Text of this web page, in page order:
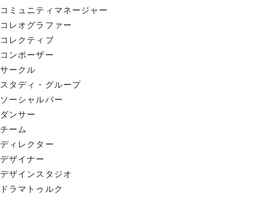
コミュニティマネージャー
コレオグラファー
コレクティブ
コンポーザー
サークル
スタディ・グループ
ソーシャルバー
ダンサー
チーム
ディレクター
デザイナー
デザインスタジオ
ドラマトゥルク